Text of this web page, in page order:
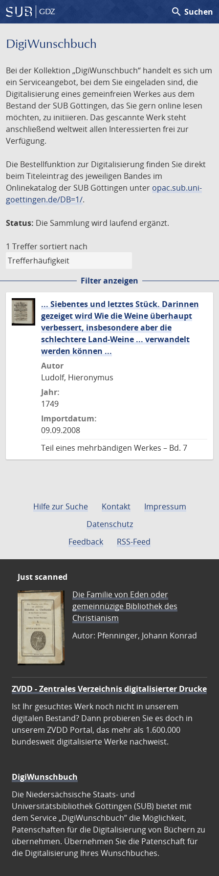
GDZ search Suchen
DigiWunschbuch
Bei der Kollektion „DigiWunschbuch“ handelt es sich um
ein Serviceangebot, bei dem Sie eingeladen sind, die
Digitalisierung eines gemeinfreien Werkes aus dem
Bestand der SUB Göttingen, das Sie gern online lesen
möchten, zu initiieren. Das gescannte Werk steht
anschließend weltweit allen Interessierten frei zur
Verfügung.
Die Bestellfunktion zur Digitalisierung finden Sie direkt
beim Titeleintrag des jeweiligen Bandes im
Onlinekatalog der SUB Göttingen unter opac.sub.uni-
goettingen.de/DB=1/.
Status: Die Sammlung wird laufend ergänzt.
1 Treffer sortiert nach
Filter anzeigen
... Siebentes und letztes Stück. Darinnen
gezeiget wird Wie die Weine überhaupt
verbessert, insbesondere aber die
schlechtere Land-Weine ... verwandelt
werden können ...
Autor
Ludolf, Hieronymus
Jahr:
1749
Importdatum:
09.09.2008
Teil eines mehrbändigen Werkes – Bd. 7
Hilfe zur Suche Kontakt
Impressum
Datenschutz
Feedback
RSS-Feed
Just scanned
Die Familie von Eden oder
gemeinnüzige Bibliothek des
Christianism
Autor: Pfenninger, Johann Konrad
ZVDD - Zentrales Verzeichnis digitalisierter Drucke
Ist Ihr gesuchtes Werk noch nicht in unserem
digitalen Bestand? Dann probieren Sie es doch in
unserem ZVDD Portal, das mehr als 1.600.000
bundesweit digitalisierte Werke nachweist.
DigiWunschbuch
Die Niedersächsische Staats- und
Universitätsbibliothek Göttingen (SUB) bietet mit
dem Service „DigiWunschbuch” die Möglichkeit,
Patenschaften für die Digitalisierung von Büchern zu
übernehmen. Übernehmen Sie die Patenschaft für
die Digitalisierung Ihres Wunschbuches.